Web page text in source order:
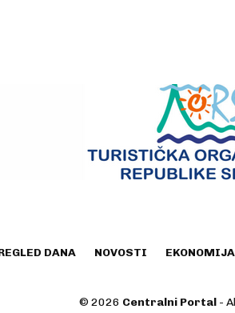
DANA NOVOSTI EKONOMIJA
© 2026 Centralni Portal -